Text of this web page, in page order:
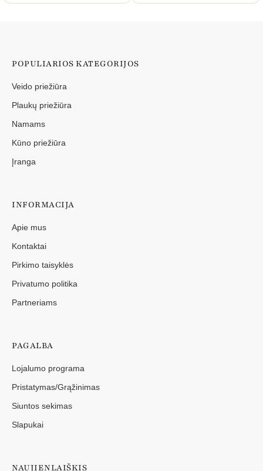
POPULIARIOS KATEGORIJOS
Veido priežiūra
Plaukų priežiūra
Namams
Kūno priežiūra
Įranga
INFORMACIJA
Apie mus
Kontaktai
Pirkimo taisyklės
Privatumo politika
Partneriams
PAGALBA
Lojalumo programa
Pristatymas/Grąžinimas
Siuntos sekimas
Slapukai
NAUJIENLAIŠKIS